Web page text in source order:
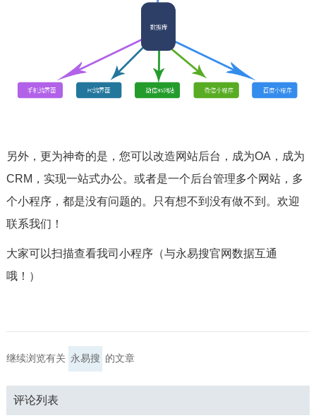
另外，更为神奇的是，您可以改造网站后台，成为OA，成为
CRM，实现一站式办公。或者是一个后台管理多个网站，多
个小程序，都是没有问题的。只有想不到没有做不到。欢迎
联系我们！
大家可以扫描查看我司小程序（与永易搜官网数据互通
哦！）
继续浏览有关 永易搜 的文章
评论列表